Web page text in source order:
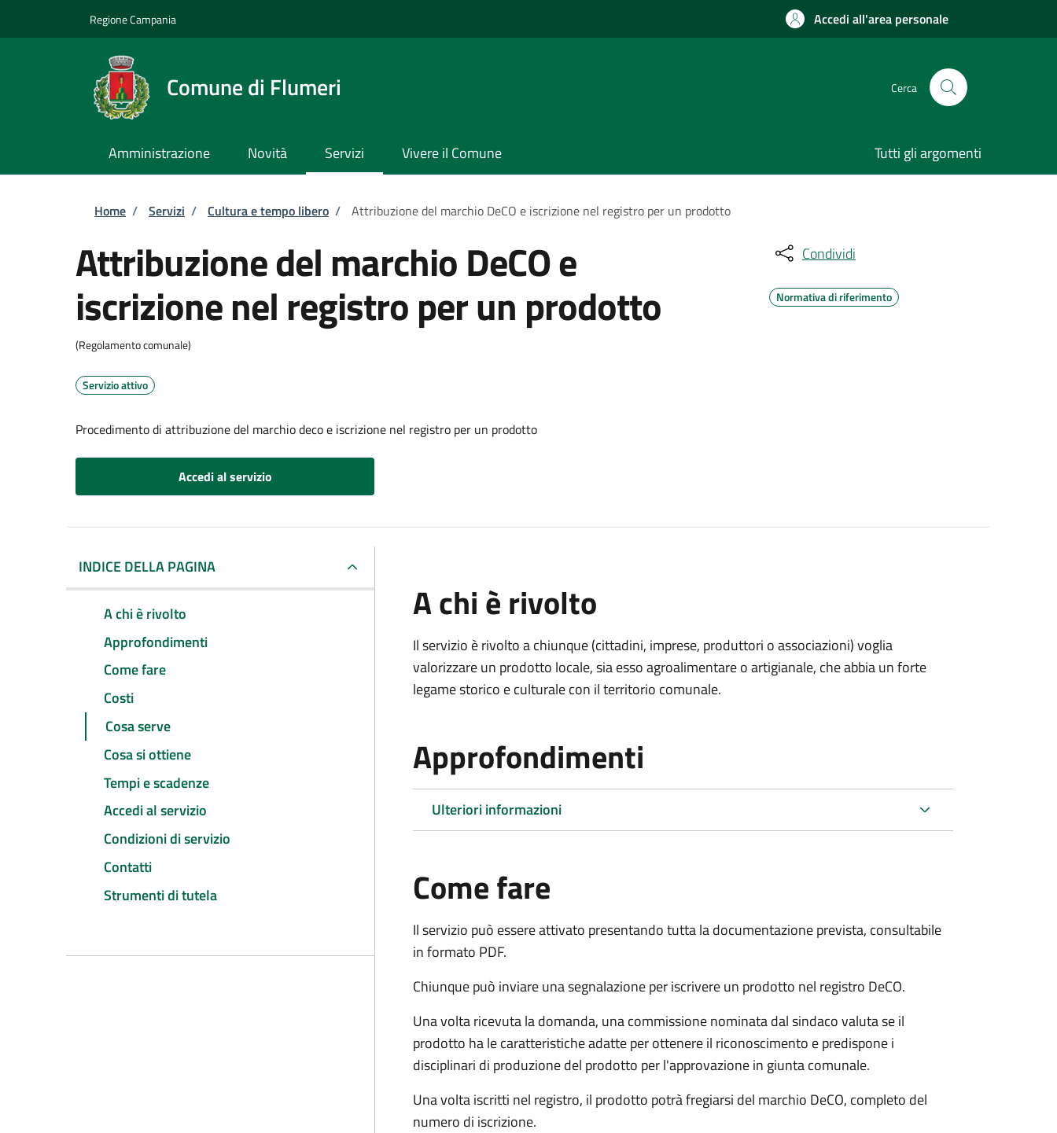
Regione Campania Accedi all'area personale
Comune di Flumeri Cerca
Amministrazione Novità Servizi Vivere il Comune Tutti gli argomenti
Briciole di pane
Home / Servizi / Cultura e tempo libero / Attribuzione del marchio DeCO e iscrizione nel registro per un prodotto
Attribuzione del marchio DeCO e
iscrizione nel registro per un prodotto
(Regolamento comunale)
Servizio attivo
Procedimento di attribuzione del marchio deco e iscrizione nel registro per un prodotto
Accedi al servizio
Condividi
Normativa di riferimento
INDICE DELLA PAGINA
A chi è rivolto
Approfondimenti
Come fare
Costi
Cosa serve
Cosa si ottiene
Tempi e scadenze
Accedi al servizio
Condizioni di servizio
Contatti
Strumenti di tutela
A chi è rivolto
Il servizio è rivolto a chiunque (cittadini, imprese, produttori o associazioni) voglia
valorizzare un prodotto locale, sia esso agroalimentare o artigianale, che abbia un forte
legame storico e culturale con il territorio comunale.
Approfondimenti
Ulteriori informazioni
Come fare
Il servizio può essere attivato presentando tutta la documentazione prevista, consultabile
in formato PDF.
Chiunque può inviare una segnalazione per iscrivere un prodotto nel registro DeCO.
Una volta ricevuta la domanda, una commissione nominata dal sindaco valuta se il
prodotto ha le caratteristiche adatte per ottenere il riconoscimento e predispone i
disciplinari di produzione del prodotto per l'approvazione in giunta comunale.
Una volta iscritti nel registro, il prodotto potrà fregiarsi del marchio DeCO, completo del
numero di iscrizione.